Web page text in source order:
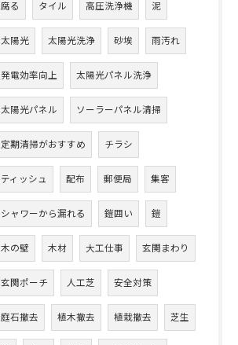
腐る タイル 高圧洗浄機 泥
太陽光 太陽光洗浄 砂埃 雨汚れ
発電効率向上 太陽光パネル洗浄
太陽光パネル ソーラーパネル清掃
定期清掃がおすすめ チラシ
ティッシュ 配布 郵便局 集客
シャワーから漏れる 鎧囲い 鎧
木の壁 木材 大工仕事 玄関まわり
玄関ポーチ 人工芝 安全対策
庭石撤去 植木撤去 植栽撤去 芝生